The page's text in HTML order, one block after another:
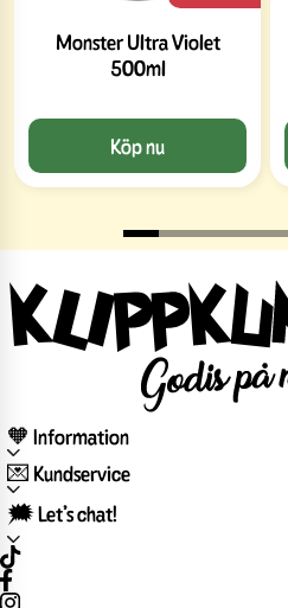
Monster Ultra Violet
500ml
Köp nu
🧡 Information
💌 Kundservice
🗯️ Let’s chat!